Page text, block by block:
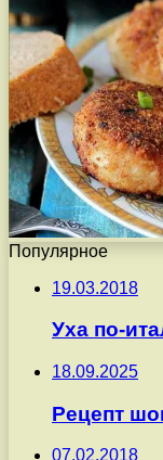
Популярное
19.03.2018
Уха по-
18.09.2025
Рецепт
07.02.2018